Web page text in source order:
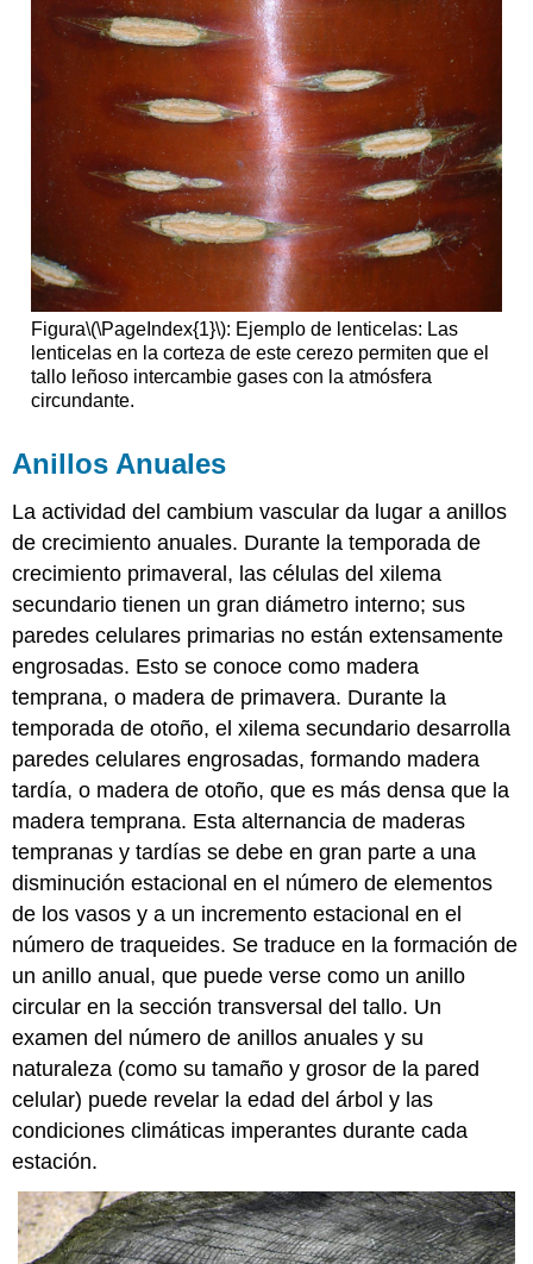
Figura\(\PageIndex{1}\): Ejemplo de lenticelas: Las
lenticelas en la corteza de este cerezo permiten que el
tallo leñoso intercambie gases con la atmósfera
circundante.
Anillos Anuales
La actividad del cambium vascular da lugar a anillos
de crecimiento anuales. Durante la temporada de
crecimiento primaveral, las células del xilema
secundario tienen un gran diámetro interno; sus
paredes celulares primarias no están extensamente
engrosadas. Esto se conoce como madera
temprana, o madera de primavera. Durante la
temporada de otoño, el xilema secundario desarrolla
paredes celulares engrosadas, formando madera
tardía, o madera de otoño, que es más densa que la
madera temprana. Esta alternancia de maderas
tempranas y tardías se debe en gran parte a una
disminución estacional en el número de elementos
de los vasos y a un incremento estacional en el
número de traqueides. Se traduce en la formación de
un anillo anual, que puede verse como un anillo
circular en la sección transversal del tallo. Un
examen del número de anillos anuales y su
naturaleza (como su tamaño y grosor de la pared
celular) puede revelar la edad del árbol y las
condiciones climáticas imperantes durante cada
estación.